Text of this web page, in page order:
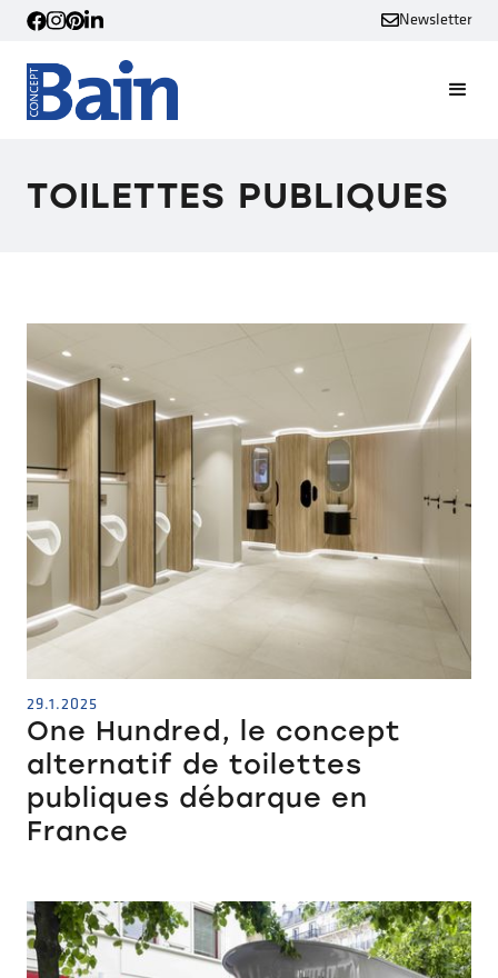
Newsletter
TOILETTES PUBLIQUES
29.1.2025
One Hundred, le concept
alternatif de toilettes
publiques débarque en
France